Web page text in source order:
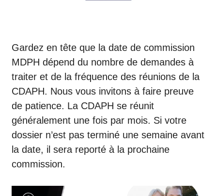
Gardez en tête que la date de commission
MDPH dépend du nombre de demandes à
traiter et de la fréquence des réunions de la
CDAPH. Nous vous invitons à faire preuve
de patience. La CDAPH se réunit
généralement une fois par mois. Si votre
dossier n’est pas terminé une semaine avant
la date, il sera reporté à la prochaine
commission.